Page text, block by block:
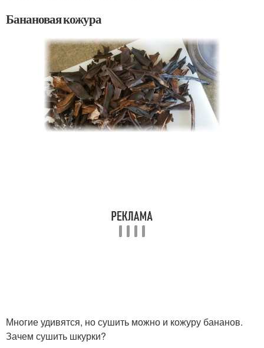
Банановая кожура
Многие удивятся, но сушить можно и кожуру бананов.
Зачем сушить шкурки?